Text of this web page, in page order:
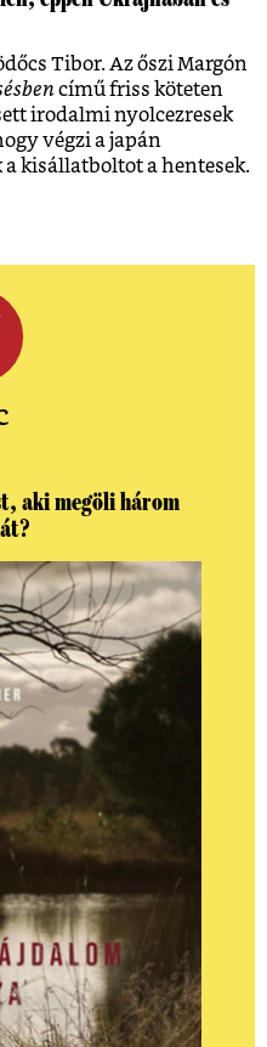
Tibor. Az őszi Margón
című friss köteten
irodalmi nyolcezresek
végzi a japán
kisállatboltot a hentesek.
aki megöli három